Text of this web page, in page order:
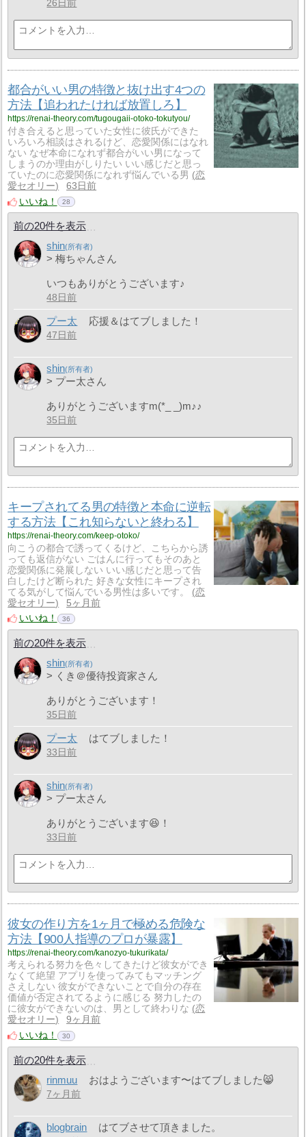
26日前
都合がいい男の特徴と抜け出す4つの
方法【追われたければ放置しろ】
https://renai-theory.com/tugougaii-otoko-tokutyou/
付き合えると思っていた女性に彼氏ができた
いろいろ相談はされるけど、恋愛関係にはなれ
ない なぜ本命になれず都合がいい男になって
しまうのか理由がしりたい いい感じだと思っ
ていたのに恋愛関係になれず悩んでいる男
恋
愛セオリー
63日前
いいね！
28
前の20件を表示
shin
> 梅ちゃんさん
いつもありがとうございます♪
48日前
プー太 応援＆はてブしました！
47日前
shin
> プー太さん
ありがとうございますm(*_ _)m♪︎♪︎
35日前
キープされてる男の特徴と本命に逆転
する方法【これ知らないと終わる】
https://renai-theory.com/keep-otoko/
向こうの都合で誘ってくるけど、こちらから誘
っても返信がない ごはんに行ってもそのあと
恋愛関係に発展しない いい感じだと思って告
白したけど断られた 好きな女性にキープされ
てる気がして悩んでいる男性は多いです。
恋
愛セオリー
5ヶ月前
いいね！
36
前の20件を表示
shin
> くき＠優待投資家さん
ありがとうございます！
35日前
プー太 はてブしました！
33日前
shin
> プー太さん
ありがとうございます😆！
33日前
彼女の作り方を1ヶ月で極める危険な
方法【900人指導のプロが暴露】
https://renai-theory.com/kanozyo-tukurikata/
考えられる努力を色々してきたけど彼女ができ
なくて絶望 アプリを使ってみてもマッチング
さえしない 彼女ができないことで自分の存在
価値が否定されてるように感じる 努力したの
に彼女ができないのは、男として終わりな
恋
愛セオリー
9ヶ月前
いいね！
30
前の20件を表示
rinmuu
おはようございます〜はてブしました😸
7ヶ月前
blogbrain はてブさせて頂きました。